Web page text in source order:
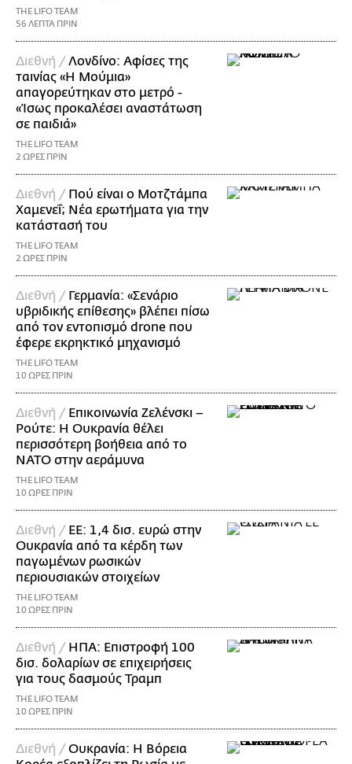
THE LIFO TEAM
56 ΛΕΠΤΑ ΠΡΙΝ
Διεθνή / Λονδίνο: Αφίσες της
ταινίας «Η Μούμια»
απαγορεύτηκαν στο μετρό -
«Ίσως προκαλέσει αναστάτωση
σε παιδιά»
THE LIFO TEAM
2 ΩΡΕΣ ΠΡΙΝ
Διεθνή / Πού είναι ο Μοτζτάμπα
Χαμενεΐ; Νέα ερωτήματα για την
κατάστασή του
THE LIFO TEAM
2 ΩΡΕΣ ΠΡΙΝ
Διεθνή / Γερμανία: «Σενάριο
υβριδικής επίθεσης» βλέπει πίσω
από τον εντοπισμό drone που
έφερε εκρηκτικό μηχανισμό
THE LIFO TEAM
10 ΩΡΕΣ ΠΡΙΝ
Διεθνή / Επικοινωνία Ζελένσκι –
Ρούτε: Η Ουκρανία θέλει
περισσότερη βοήθεια από το
ΝΑΤΟ στην αεράμυνα
THE LIFO TEAM
10 ΩΡΕΣ ΠΡΙΝ
Διεθνή / ΕΕ: 1,4 δισ. ευρώ στην
Ουκρανία από τα κέρδη των
παγωμένων ρωσικών
περιουσιακών στοιχείων
THE LIFO TEAM
10 ΩΡΕΣ ΠΡΙΝ
Διεθνή / ΗΠΑ: Επιστροφή 100
δισ. δολαρίων σε επιχειρήσεις
για τους δασμούς Τραμπ
THE LIFO TEAM
10 ΩΡΕΣ ΠΡΙΝ
Διεθνή / Ουκρανία: Η Βόρεια